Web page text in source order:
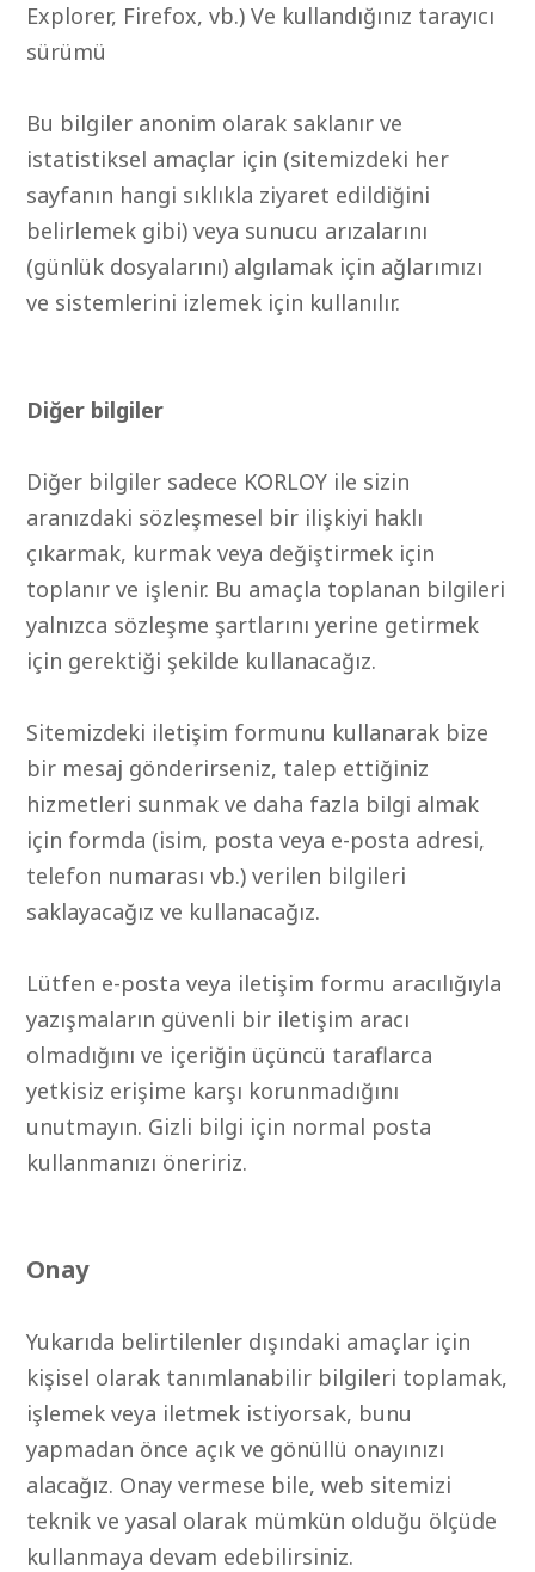
Explorer, Firefox, vb.) Ve kullandığınız tarayıcı
sürümü
Bu bilgiler anonim olarak saklanır ve
istatistiksel amaçlar için (sitemizdeki her
sayfanın hangi sıklıkla ziyaret edildiğini
belirlemek gibi) veya sunucu arızalarını
(günlük dosyalarını) algılamak için ağlarımızı
ve sistemlerini izlemek için kullanılır.
Diğer bilgiler
Diğer bilgiler sadece KORLOY ile sizin
aranızdaki sözleşmesel bir ilişkiyi haklı
çıkarmak, kurmak veya değiştirmek için
toplanır ve işlenir. Bu amaçla toplanan bilgileri
yalnızca sözleşme şartlarını yerine getirmek
için gerektiği şekilde kullanacağız.
Sitemizdeki iletişim formunu kullanarak bize
bir mesaj gönderirseniz, talep ettiğiniz
hizmetleri sunmak ve daha fazla bilgi almak
için formda (isim, posta veya e-posta adresi,
telefon numarası vb.) verilen bilgileri
saklayacağız ve kullanacağız.
Lütfen e-posta veya iletişim formu aracılığıyla
yazışmaların güvenli bir iletişim aracı
olmadığını ve içeriğin üçüncü taraflarca
yetkisiz erişime karşı korunmadığını
unutmayın. Gizli bilgi için normal posta
kullanmanızı öneririz.
Onay
Yukarıda belirtilenler dışındaki amaçlar için
kişisel olarak tanımlanabilir bilgileri toplamak,
işlemek veya iletmek istiyorsak, bunu
yapmadan önce açık ve gönüllü onayınızı
alacağız. Onay vermese bile, web sitemizi
teknik ve yasal olarak mümkün olduğu ölçüde
kullanmaya devam edebilirsiniz.